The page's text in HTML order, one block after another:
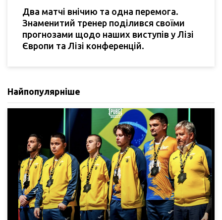
Два матчі внічию та одна перемога.
Знаменитий тренер поділився своїми
прогнозами щодо наших виступів у Лізі
Європи та Лізі конференцій.
Найпопулярніше